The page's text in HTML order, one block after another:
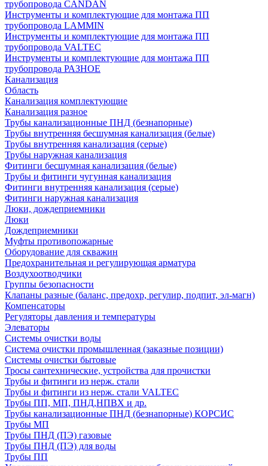
трубопровода CANDAN
Инструменты и комплектующие для монтажа ПП
трубопровода LAMMIN
Инструменты и комплектующие для монтажа ПП
трубопровода VALTEC
Инструменты и комплектующие для монтажа ПП
трубопровода РАЗНОЕ
Канализация
Область
Канализация комплектующие
Канализация разное
Трубы канализационные ПНД (безнапорные)
Трубы внутренняя бесшумная канализация (белые)
Трубы внутренняя канализация (серые)
Трубы наружная канализация
Фитинги бесшумная канализация (белые)
Трубы и фитинги чугунная канализация
Фитинги внутренняя канализация (серые)
Фитинги наружная канализация
Люки, дождеприемники
Люки
Дождеприемники
Муфты противопожарные
Оборудование для скважин
Предохранительная и регулирующая арматура
Воздухоотводчики
Группы безопасности
Клапаны разные (баланс, предохр, регулир, подпит, эл-магн)
Компенсаторы
Регуляторы давления и температуры
Элеваторы
Системы очистки воды
Система очистки промышленная (заказные позиции)
Системы очистки бытовые
Тросы сантехнические, устройства для прочистки
Трубы и фитинги из нерж. стали
Трубы и фитинги из нерж. стали VALTEC
Трубы ПП, МП, ПНД,НПВХ и др.
Трубы канализационные ПНД (безнапорные) КОРСИС
Трубы МП
Трубы ПНД (ПЭ) газовые
Трубы ПНД (ПЭ) для воды
Трубы ПП